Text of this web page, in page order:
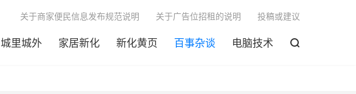
城里城外 家居新化 新化黄页 百事杂谈 电脑技术 
关于商家便民信息发布规范说明 关于广告位招租的说明 投稿或建议